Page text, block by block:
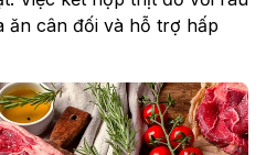
ăn cân đối và hỗ trợ hấp